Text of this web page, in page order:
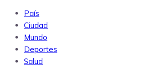
País
Ciudad
Mundo
Deportes
Salud